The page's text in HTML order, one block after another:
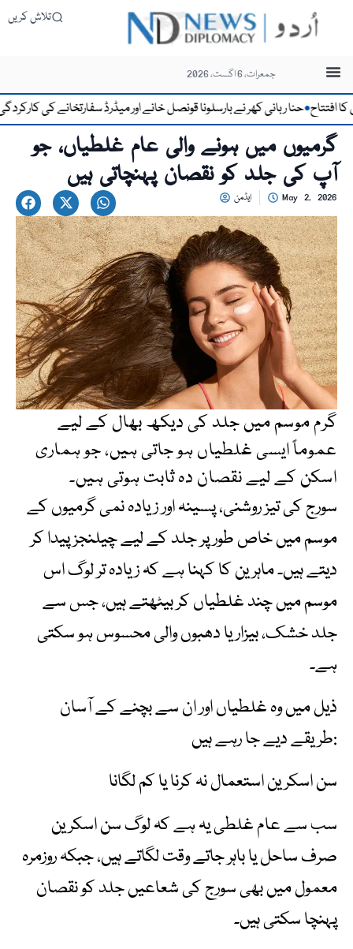
تلاش کریں
جمعرات، 6 اگست، 2026
حنا ربانی کھر نے بارسلونا قونصل خانے اور میڈرڈ سفارتخانے کی کارکردگی کو●
گرمیوں میں ہونے والی عام غلطیاں، جو
آپ کی جلد کو نقصان پہنچاتی ہیں
ایڈمن May 2, 2026
گرم موسم میں جلد کی دیکھ بھال کے لیے
عموماً ایسی غلطیاں ہو جاتی ہیں، جو ہماری
اسکن کے لیے نقصان دہ ثابت ہوتی ہیں۔
سورج کی تیز روشنی، پسینہ اور زیادہ نمی گرمیوں کے
موسم میں خاص طور پر جلد کے لیے چیلنجز پیدا کر
دیتے ہیں۔ ماہرین کا کہنا ہے کہ زیادہ تر لوگ اس
موسم میں چند غلطیاں کر بیٹھتے ہیں، جس سے
جلد خشک، بیزار یا دھبوں والی محسوس ہو سکتی
ہے۔
ذیل میں وہ غلطیاں اور ان سے بچنے کے آسان
طریقے دیے جا رہے ہیں:
سن اسکرین استعمال نہ کرنا یا کم لگانا
سب سے عام غلطی یہ ہے کہ لوگ سن اسکرین
صرف ساحل یا باہر جاتے وقت لگاتے ہیں، جبکہ روزمرہ
معمول میں بھی سورج کی شعاعیں جلد کو نقصان
پہنچا سکتی ہیں۔